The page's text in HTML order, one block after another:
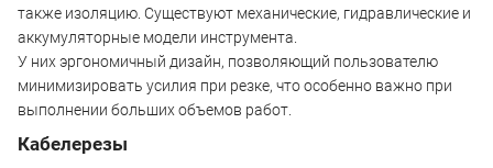
также изоляцию. Существуют механические, гидравлические и
аккумуляторные модели инструмента.
У них эргономичный дизайн, позволяющий пользователю
минимизировать усилия при резке, что особенно важно при
выполнении больших объемов работ.
Кабелерезы